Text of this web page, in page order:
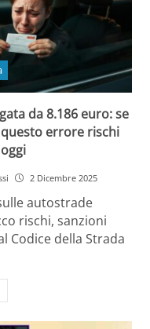
da 8.186 euro: se
errore rischi
2 Dicembre 2025
autostrade
rischi, sanzioni
Codice della Strada